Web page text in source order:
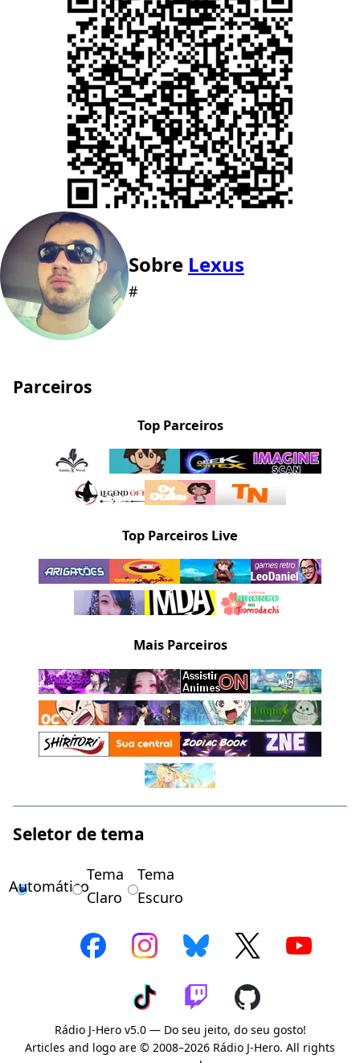
Sobre Lexus
#
Parceiros
Top Parceiros
Top Parceiros Live
Mais Parceiros
Seletor de tema
Automático
Tema
Claro
Tema
Escuro
Rádio J-Hero v5.0 — Do seu jeito, do seu gosto!
Articles and logo are © 2008–2026 Rádio J-Hero. All rights